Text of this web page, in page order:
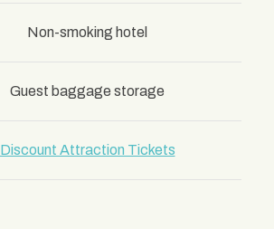
Non-smoking hotel
Guest baggage storage
Discount Attraction Tickets